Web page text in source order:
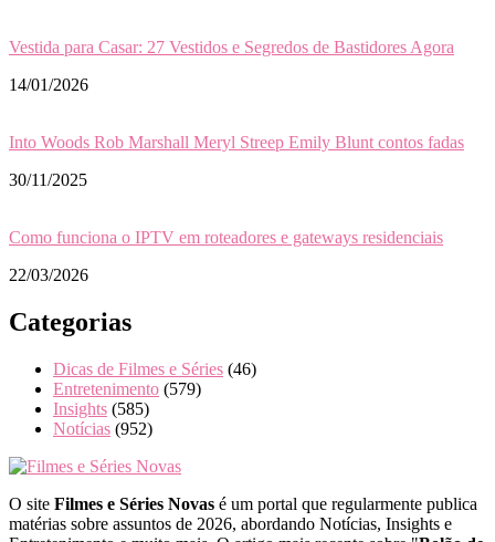
Vestida para Casar: 27 Vestidos e Segredos de Bastidores Agora
14/01/2026
Into Woods Rob Marshall Meryl Streep Emily Blunt contos fadas
30/11/2025
Como funciona o IPTV em roteadores e gateways residenciais
22/03/2026
Categorias
Dicas de Filmes e Séries (46)
Entretenimento (579)
Insights (585)
Notícias (952)
O site Filmes e Séries Novas é um portal que regularmente publica
matérias sobre assuntos de 2026, abordando Notícias, Insights e